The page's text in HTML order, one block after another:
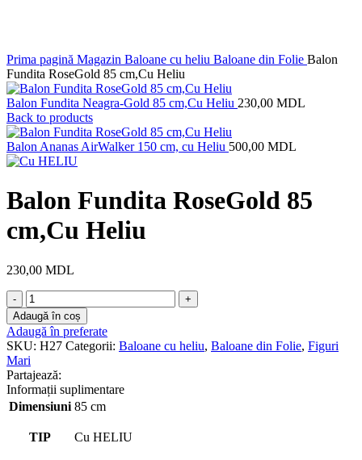
Prima pagină Magazin Baloane cu heliu Baloane din Folie Balon
Fundita RoseGold 85 cm,Cu Heliu
Balon Fundita Neagra-Gold 85 cm,Cu Heliu 230,00 MDL
Back to products
Balon Ananas AirWalker 150 cm, cu Heliu 500,00 MDL
Balon Fundita RoseGold 85
cm,Cu Heliu
230,00 MDL
Cantitate
Balon
Fundita
RoseGold
85
cm,Cu
Heliu
Adaugă în coș
Adaugă în preferate
SKU: H27 Categorii: Baloane cu heliu, Baloane din Folie, Figuri
Mari
Partajează:
Informații suplimentare
Dimensiuni 85 cm
TIP Cu HELIU